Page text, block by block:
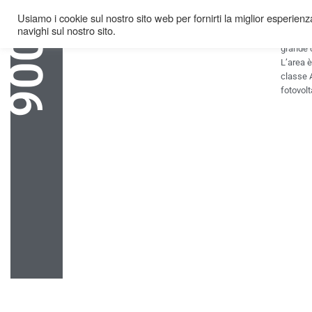
grande
L’area
classe
Usiamo i cookie sul nostro sito web per fornirti la miglior
navighi sul nostro sito.